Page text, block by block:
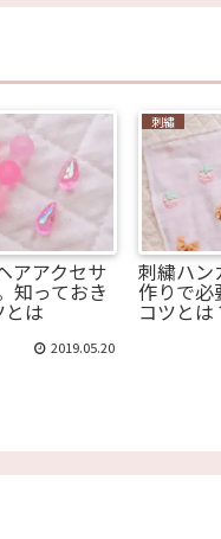
アアクセサ
知っておき
とは
2019.05.20
刺繡
刺繍ハン
作りで必
コツとは